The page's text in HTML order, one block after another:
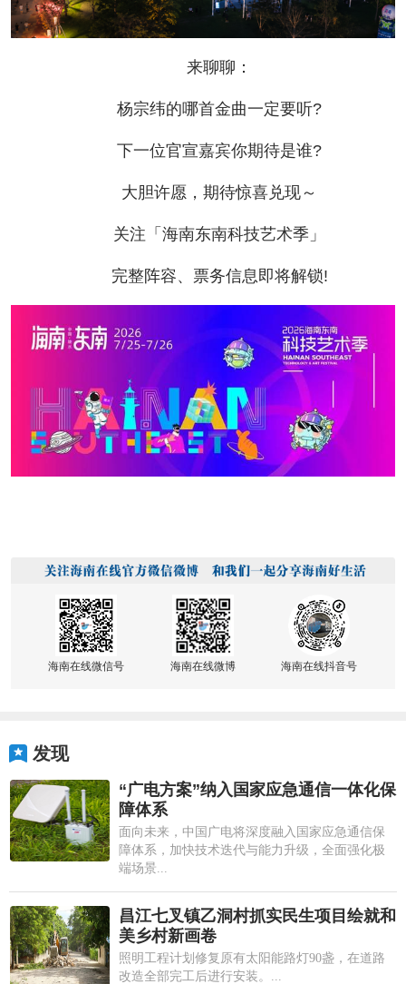
来聊聊：
杨宗纬的哪首金曲一定要听?
下一位官宣嘉宾你期待是谁?
大胆许愿，期待惊喜兑现～
关注「海南东南科技艺术季」
完整阵容、票务信息即将解锁!
海南在线微信号 海南在线微博 海南在线抖音号
发现
“广电方案”纳入国家应急通信一体化保
障体系
面向未来，中国广电将深度融入国家应急通信保
障体系，加快技术迭代与能力升级，全面强化极
端场景...
昌江七叉镇乙洞村抓实民生项目绘就和
美乡村新画卷
照明工程计划修复原有太阳能路灯90盏，在道路
改造全部完工后进行安装。...